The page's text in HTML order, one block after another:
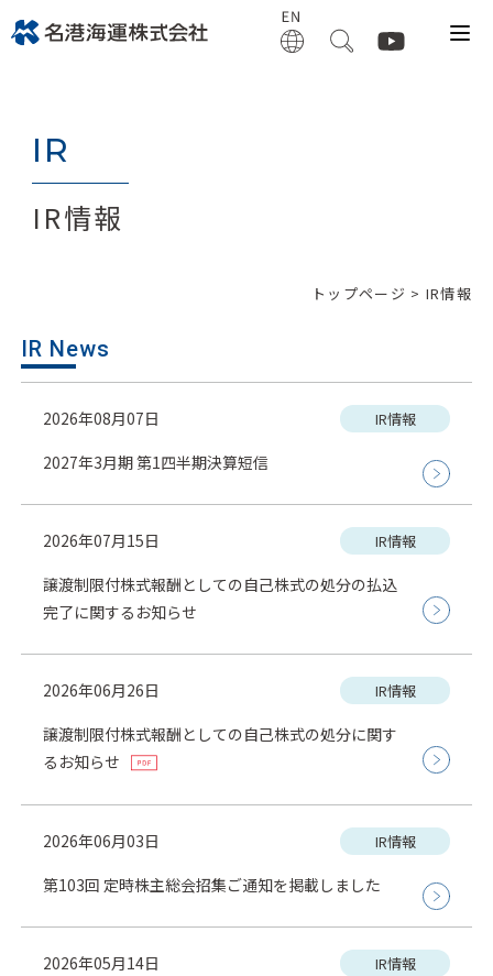
IR
IR情報
トップページ > IR情報
IR News
2026年08月07日 IR情報
2027年3月期 第1四半期決算短信
2026年07月15日 IR情報
譲渡制限付株式報酬としての自己株式の処分の払込
完了に関するお知らせ
2026年06月26日 IR情報
譲渡制限付株式報酬としての自己株式の処分に関す
るお知らせ
2026年06月03日 IR情報
第103回 定時株主総会招集ご通知を掲載しました
2026年05月14日 IR情報